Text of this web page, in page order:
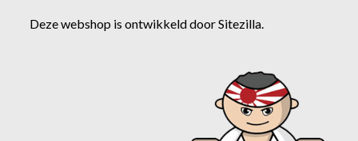
Deze webshop is ontwikkeld doorSitezilla.